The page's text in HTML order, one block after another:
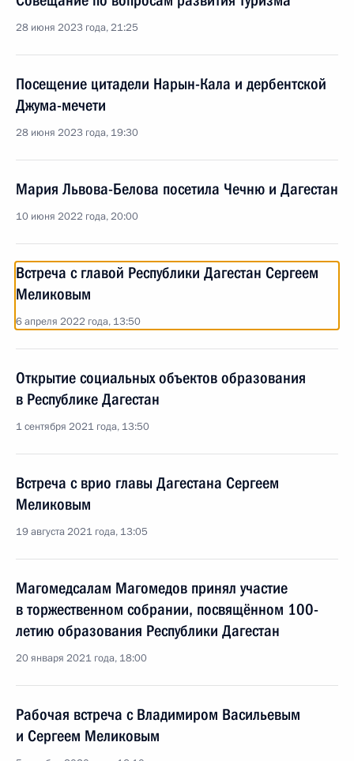
28 июня 2023 года, 21:25
Посещение цитадели Нарын-Кала и дербентской
Джума-мечети
28 июня 2023 года, 19:30
Мария Львова-Белова посетила Чечню и Дагестан
10 июня 2022 года, 20:00
Встреча с главой Республики Дагестан Сергеем
Меликовым
6 апреля 2022 года, 13:50
Открытие социальных объектов образования
в Республике Дагестан
1 сентября 2021 года, 13:50
Встреча с врио главы Дагестана Сергеем
Меликовым
19 августа 2021 года, 13:05
Магомедсалам Магомедов принял участие
в торжественном собрании, посвящённом 100-
летию образования Республики Дагестан
20 января 2021 года, 18:00
Рабочая встреча с Владимиром Васильевым
и Сергеем Меликовым